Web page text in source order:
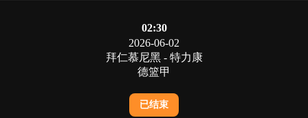
02:30
2026-06-02
拜仁慕尼黑 - 特力康
德篮甲
已结束